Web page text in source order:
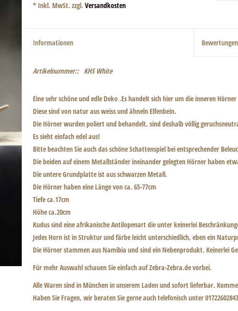
* Inkl. MwSt. zzgl. Versandkosten
Informationen
Artikelnummer:: KHS White
Eine sehr schöne und edle Deko .Es handelt sich hier um die inneren
Diese sind von natur aus weiss und ähneln Elfenbein.
Die Hörner wurden poliert und behandelt, sind deshalb völlig
Es sieht einfach edel aus!
Bitte beachten Sie auch das schöne Schattenspiel bei entsprechender
Die beiden auf einem Metallständer ineinander gelegten Hörner haben
Die untere Grundplatte ist aus schwarzen Metall.
Die Hörner haben eine Länge von ca. 65-77cm
Tiefe ca.17cm
Höhe ca.20cm
Kudus sind eine afrikanische Antilopenart die unter keinerlei
Jedes Horn ist in Struktur und färbe leicht unterschiedlich, eben ein
Die Hörner stammen aus Namibia und sind ein Nebenprodukt. Keinerlei
Für mehr Auswahl schauen Sie einfach auf Zebra-Zebra.de vorbei.
Alle Waren sind in München in unserem Laden und sofort lieferbar.
Haben Sie Fragen, wir beraten Sie gerne auch telefonisch unter